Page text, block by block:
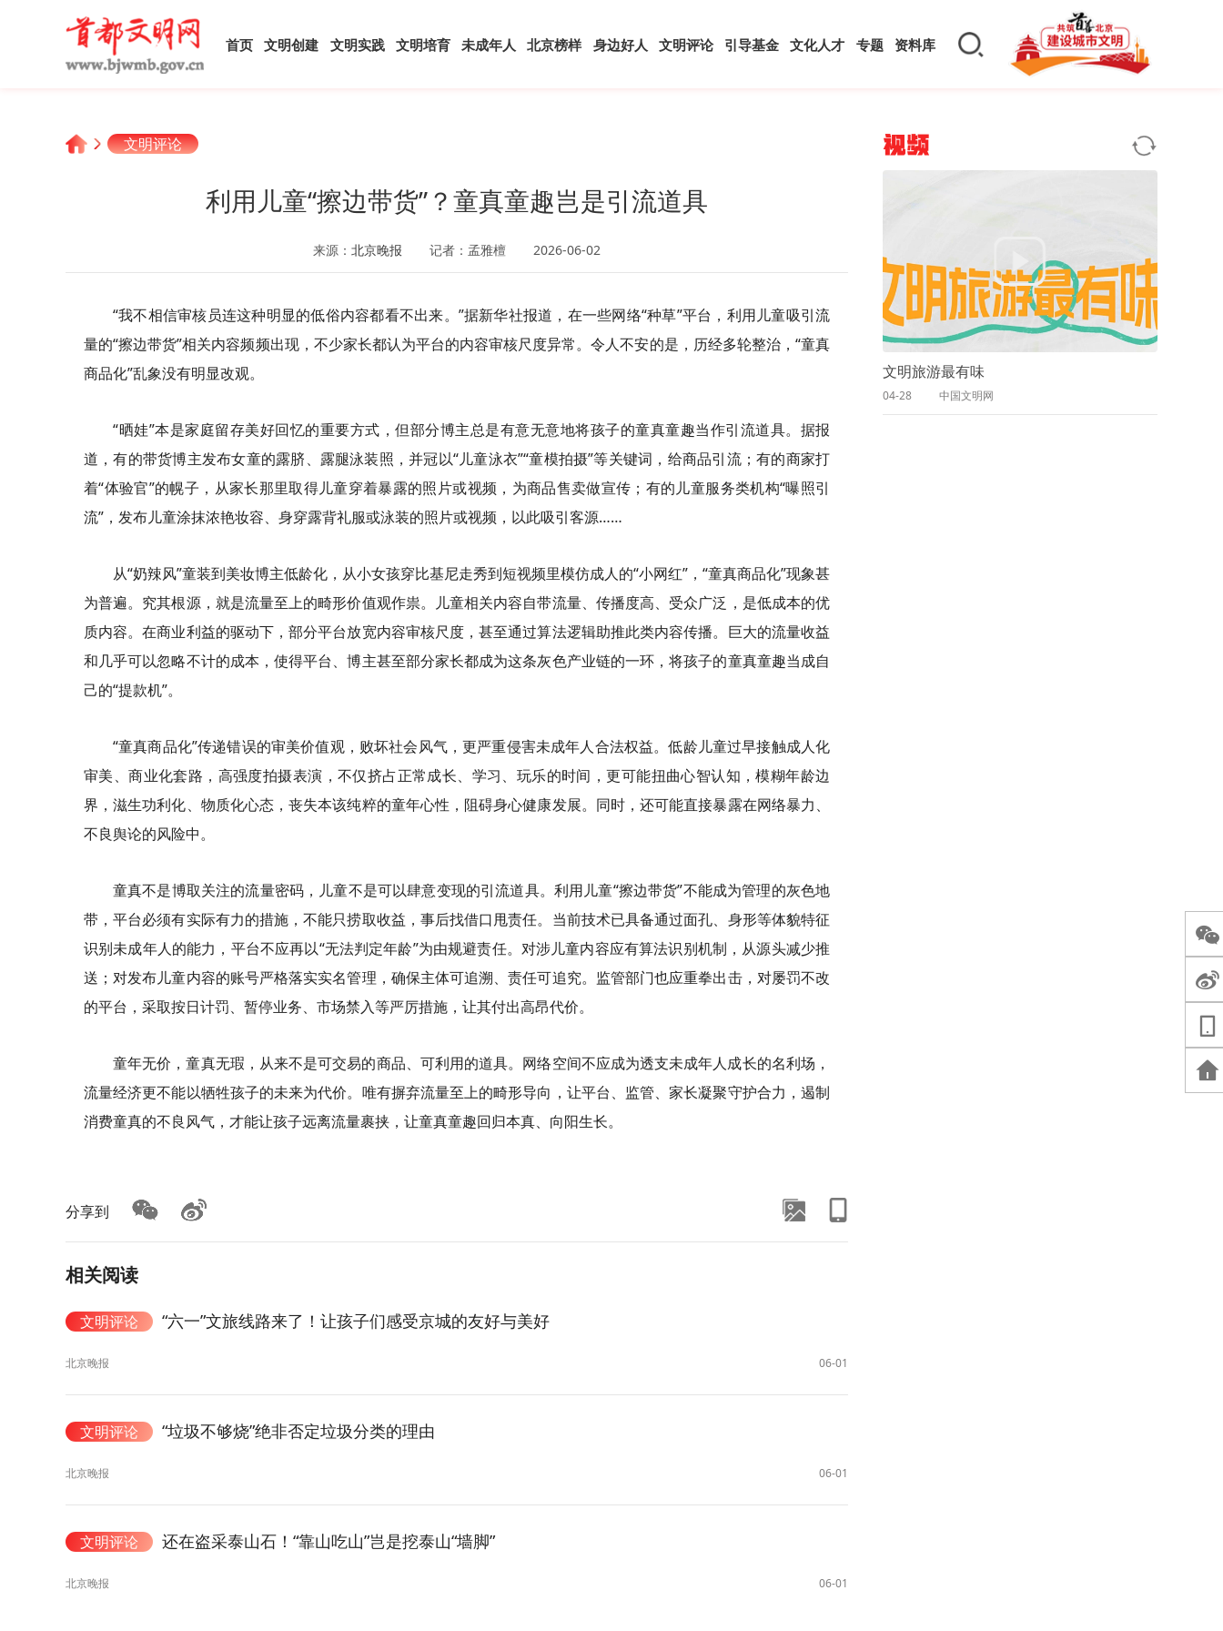
首页 文明创建 文明实践 文明培育 未成年人 北京榜样 身边好人 文明评论 引导基金 文化人才 专题 资料库
文明评论
利用儿童“擦边带货”？童真童趣岂是引流道具
来源： 北京晚报 记者：孟雅檀 2026-06-02
“我不相信审核员连这种明显的低俗内容都看不出来。”据新华社报道，在一些网络“种草”平台，利用儿童吸引流
量的“擦边带货”相关内容频频出现，不少家长都认为平台的内容审核尺度异常。令人不安的是，历经多轮整治，“童真
商品化”乱象没有明显改观。
“晒娃”本是家庭留存美好回忆的重要方式，但部分博主总是有意无意地将孩子的童真童趣当作引流道具。据报
道，有的带货博主发布女童的露脐、露腿泳装照，并冠以“儿童泳衣”“童模拍摄”等关键词，给商品引流；有的商家打
着“体验官”的幌子，从家长那里取得儿童穿着暴露的照片或视频，为商品售卖做宣传；有的儿童服务类机构“曝照引
流”，发布儿童涂抹浓艳妆容、身穿露背礼服或泳装的照片或视频，以此吸引客源……
从“奶辣风”童装到美妆博主低龄化，从小女孩穿比基尼走秀到短视频里模仿成人的“小网红”，“童真商品化”现象甚
为普遍。究其根源，就是流量至上的畸形价值观作祟。儿童相关内容自带流量、传播度高、受众广泛，是低成本的优
质内容。在商业利益的驱动下，部分平台放宽内容审核尺度，甚至通过算法逻辑助推此类内容传播。巨大的流量收益
和几乎可以忽略不计的成本，使得平台、博主甚至部分家长都成为这条灰色产业链的一环，将孩子的童真童趣当成自
己的“提款机”。
“童真商品化”传递错误的审美价值观，败坏社会风气，更严重侵害未成年人合法权益。低龄儿童过早接触成人化
审美、商业化套路，高强度拍摄表演，不仅挤占正常成长、学习、玩乐的时间，更可能扭曲心智认知，模糊年龄边
界，滋生功利化、物质化心态，丧失本该纯粹的童年心性，阻碍身心健康发展。同时，还可能直接暴露在网络暴力、
不良舆论的风险中。
童真不是博取关注的流量密码，儿童不是可以肆意变现的引流道具。利用儿童“擦边带货”不能成为管理的灰色地
带，平台必须有实际有力的措施，不能只捞取收益，事后找借口甩责任。当前技术已具备通过面孔、身形等体貌特征
识别未成年人的能力，平台不应再以“无法判定年龄”为由规避责任。对涉儿童内容应有算法识别机制，从源头减少推
送；对发布儿童内容的账号严格落实实名管理，确保主体可追溯、责任可追究。监管部门也应重拳出击，对屡罚不改
的平台，采取按日计罚、暂停业务、市场禁入等严厉措施，让其付出高昂代价。
童年无价，童真无瑕，从来不是可交易的商品、可利用的道具。网络空间不应成为透支未成年人成长的名利场，
流量经济更不能以牺牲孩子的未来为代价。唯有摒弃流量至上的畸形导向，让平台、监管、家长凝聚守护合力，遏制
消费童真的不良风气，才能让孩子远离流量裹挟，让童真童趣回归本真、向阳生长。
分享到
相关阅读
文明评论 “六一”文旅线路来了！让孩子们感受京城的友好与美好
北京晚报 06-01
文明评论 “垃圾不够烧”绝非否定垃圾分类的理由
北京晚报 06-01
文明评论 还在盗采泰山石！“靠山吃山”岂是挖泰山“墙脚”
北京晚报 06-01
视频
文明旅游最有味
04-28 中国文明网